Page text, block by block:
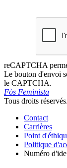
reCAPTCHA
Le bouton d'envoi
le CAPTCHA.
Fòs Feminista
Tous droits réservés.
Contact
Carrières
Point
Politique
Numéro